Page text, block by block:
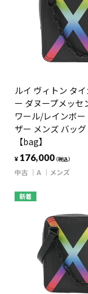
ルイ ヴィトン タ
ー ダヌープメッセ
ワール/レインボー
ザー メンズ バッグ
【bag】
¥ 176,000（税込）
中古 A メンズ
新着